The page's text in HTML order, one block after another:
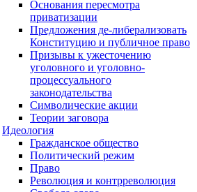
Основания пересмотра
приватизации
Предложения де-либерализовать
Конституцию и публичное право
Призывы к ужесточению
уголовного и уголовно-
процессуального
законодательства
Символические акции
Теории заговора
Идеология
Гражданское общество
Политический режим
Право
Революция и контрреволюция